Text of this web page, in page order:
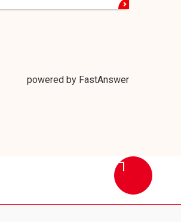
powered by FastAnswer
画
面
最
上